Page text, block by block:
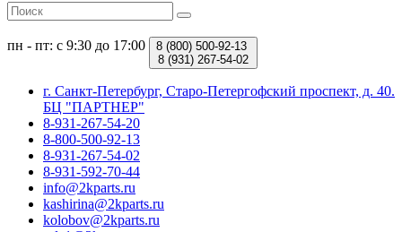
пн - пт: с 9:30 до 17:00 8 (800) 500-92-13
8 (931) 267-54-02
г. Санкт-Петербург, Старо-Петергофский проспект, д. 40.
БЦ "ПАРТНЕР"
8-931-267-54-20
8-800-500-92-13
8-931-267-54-02
8-931-592-70-44
info@2kparts.ru
kashirina@2kparts.ru
kolobov@2kparts.ru